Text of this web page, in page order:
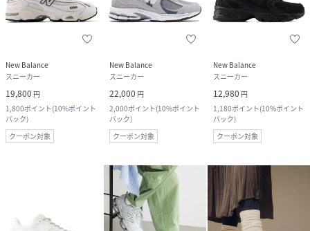
New Balance
スニーカー
19,800 円
1,800ポイント(10%ポイント
バック)
クーポン対象
New Balance
スニーカー
22,000 円
2,000ポイント(10%ポイント
バック)
クーポン対象
New Balance
スニーカー
12,980 円
1,180ポイント(10%ポイント
バック)
クーポン対象